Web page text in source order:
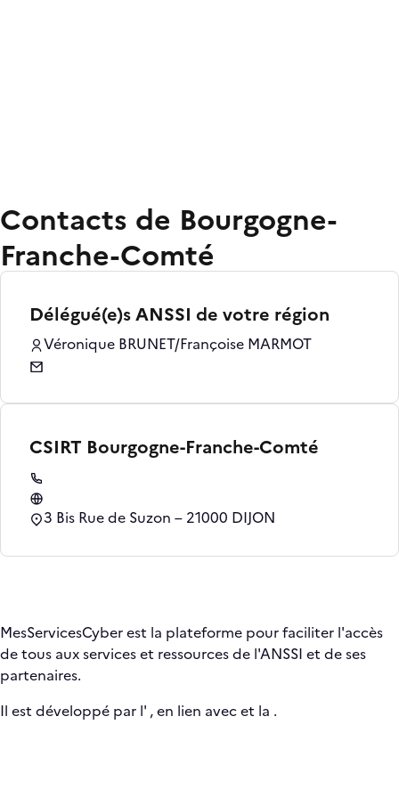
Contacts de Bourgogne-
Franche-Comté
Délégué(e)s ANSSI de votre région
Véronique BRUNET/Françoise MARMOT
CSIRT Bourgogne-Franche-Comté
3 Bis Rue de Suzon – 21000 DIJON
MesServicesCyber est la plateforme pour faciliter l'accès
de tous aux services et ressources de l'ANSSI et de ses
partenaires.
Il est développé par l' , en lien avecet la .